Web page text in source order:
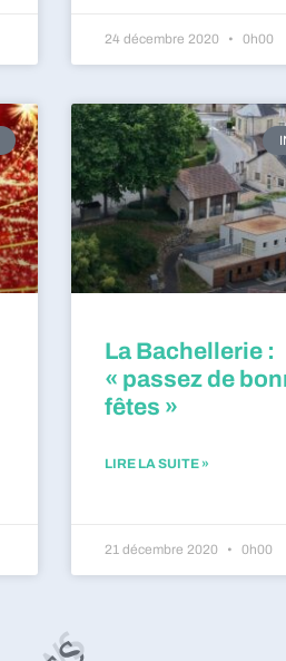
24 décembre 2020 0h00
La Bachellerie :
« passez de
fêtes »
LIRE LA SUITE »
21 décembre 2020 0h00